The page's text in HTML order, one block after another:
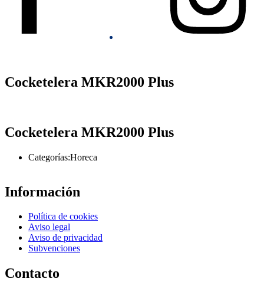
Cocketelera MKR2000 Plus
Cocketelera MKR2000 Plus
Categorías:Horeca
Información
Política de cookies
Aviso legal
Aviso de privacidad
Subvenciones
Contacto